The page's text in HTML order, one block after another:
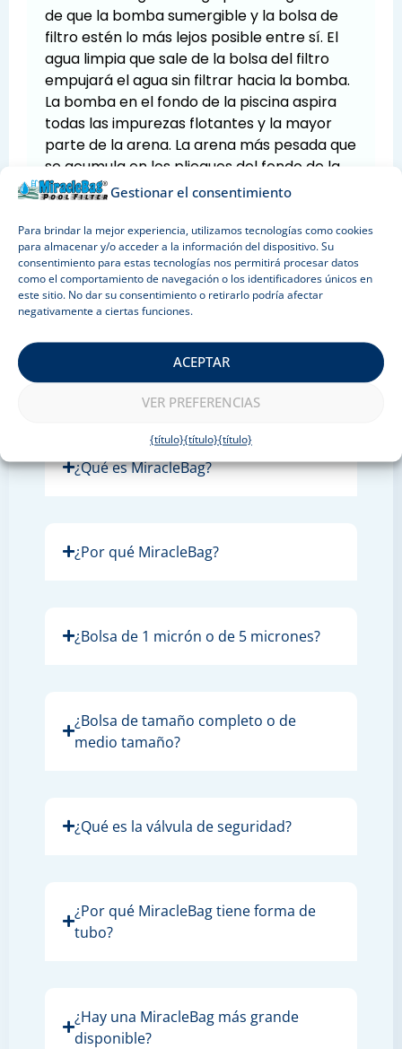
Gestionar el consentimiento
Para brindar la mejor experiencia, utilizamos tecnologías como cookies
para almacenar y/o acceder a la información del dispositivo. Su
consentimiento para estas tecnologías nos permitirá procesar datos
como el comportamiento de navegación o los identificadores únicos en
este sitio. No dar su consentimiento o retirarlo podría afectar
negativamente a ciertas funciones.
ACEPTAR
VER PREFERENCIAS
{título}{título}{título}
de que la bomba sumergible y la bolsa de
filtro estén lo más lejos posible entre sí. El
agua limpia que sale de la bolsa del filtro
empujará el agua sin filtrar hacia la bomba.
La bomba en el fondo de la piscina aspira
todas las impurezas flotantes y la mayor
parte de la arena. La arena más pesada que
se acumula en los pliegues del fondo de la
piscina se puede empujar hacia la bomba
piscina estará limpia en pocas horas y no
habrá necesidad de pasar la aspiradora.
Todo lo que quieres saber sobre
¿Qué es MiracleBag?
¿Por qué MiracleBag?
¿Bolsa de 1 micrón o de 5 micrones?
¿Bolsa de tamaño completo o de
medio tamaño?
¿Qué es la válvula de seguridad?
¿Por qué MiracleBag tiene forma de
tubo?
¿Hay una MiracleBag más grande
disponible?